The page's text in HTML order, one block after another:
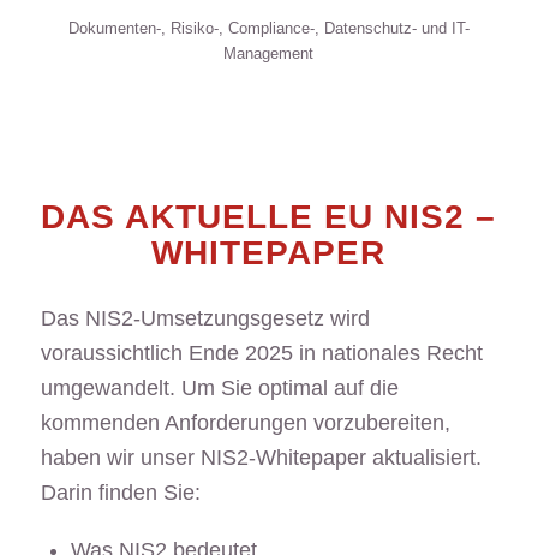
Dokumenten-, Risiko-, Compliance-, Datenschutz- und IT-
Management
DAS AKTUELLE EU NIS2 –
WHITEPAPER
Das NIS2-Umsetzungsgesetz wird
voraussichtlich Ende 2025 in nationales Recht
umgewandelt. Um Sie optimal auf die
kommenden Anforderungen vorzubereiten,
haben wir unser NIS2-Whitepaper aktualisiert.
Darin finden Sie:
Was NIS2 bedeutet,